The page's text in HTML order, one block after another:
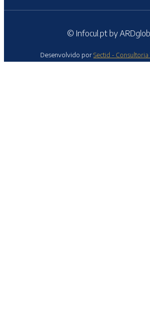
© Infocul.pt by
Desenvolvido porSectid - Consultoria